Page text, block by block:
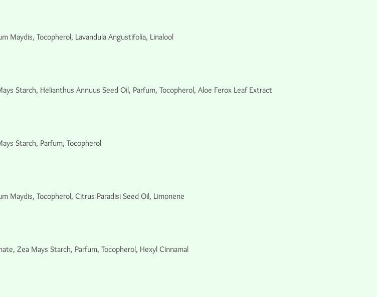
Maydis, Tocopherol, Lavandula Angustifolia, Linalool
Starch, Helianthus Annuus Seed Oil, Parfum, Tocopherol, Aloe Ferox Leaf Extract
Starch, Parfum, Tocopherol
Maydis, Tocopherol, Citrus Paradisi Seed Oil, Limonene
Zea Mays Starch, Parfum, Tocopherol, Hexyl Cinnamal